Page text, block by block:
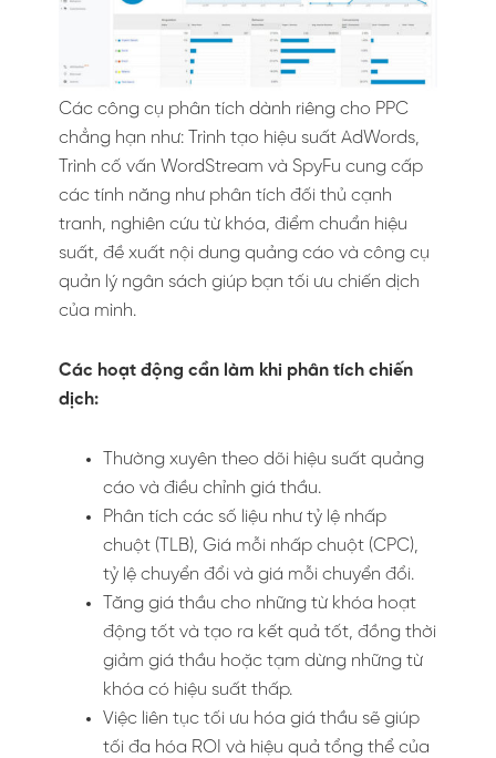
Các công cụ phân tích dành riêng cho PPC
chẳng hạn như: Trình tạo hiệu suất AdWords,
Trình cố vấn WordStream và SpyFu cung cấp
các tính năng như phân tích đối thủ cạnh
tranh, nghiên cứu từ khóa, điểm chuẩn hiệu
suất, đề xuất nội dung quảng cáo và công cụ
quản lý ngân sách giúp bạn tối ưu chiến dịch
của mình.
Các hoạt động cần làm khi phân tích chiến
dịch:
Thường xuyên theo dõi hiệu suất quảng
cáo và điều chỉnh giá thầu.
Phân tích các số liệu như tỷ lệ nhấp
chuột (TLB), Giá mỗi nhấp chuột (CPC),
tỷ lệ chuyển đổi và giá mỗi chuyển đổi.
Tăng giá thầu cho những từ khóa hoạt
động tốt và tạo ra kết quả tốt, đồng thời
giảm giá thầu hoặc tạm dừng những từ
khóa có hiệu suất thấp.
Việc liên tục tối ưu hóa giá thầu sẽ giúp
tối đa hóa ROI và hiệu quả tổng thể của